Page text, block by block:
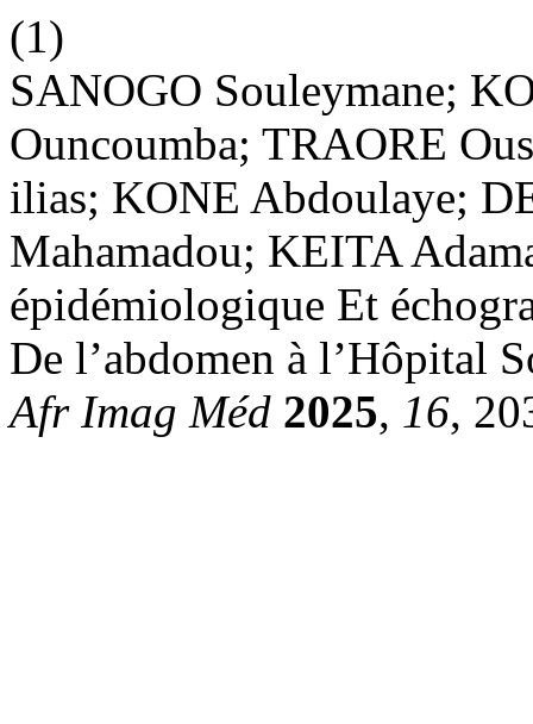
(1)
SANOGO Souleymane;
Ouncoumba; TRAORE
ilias; KONE Abdoulaye;
Mahamadou; KEITA
épidémiologique Et
De l’abdomen à
Afr Imag Méd 2025, 16,